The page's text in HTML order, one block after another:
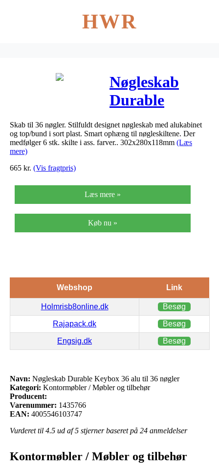
HWR
Nøgleskab
Durable
Keybox 36 alu
til 36 nøgler
Skab til 36 nøgler. Stilfuldt designet nøgleskab med alukabinet
og top/bund i sort plast. Smart ophæng til nøgleskiltene. Der
medfølger 6 stk. skilte i ass. farver.. 302x280x118mm (Læs
mere)
665 kr. (Vis fragtpris)
Læs mere »
Køb nu »
Webshop Link
Holmrisb8online.dk Besøg
Rajapack.dk Besøg
Engsig.dk Besøg
Navn: Nøgleskab Durable Keybox 36 alu til 36 nøgler
Kategori: Kontormøbler / Møbler og tilbehør
Producent:
Varenummer: 1435766
EAN: 4005546103747
Vurderet til 4.5 ud af 5 stjerner baseret på 24 anmeldelser
Kontormøbler / Møbler og tilbehør